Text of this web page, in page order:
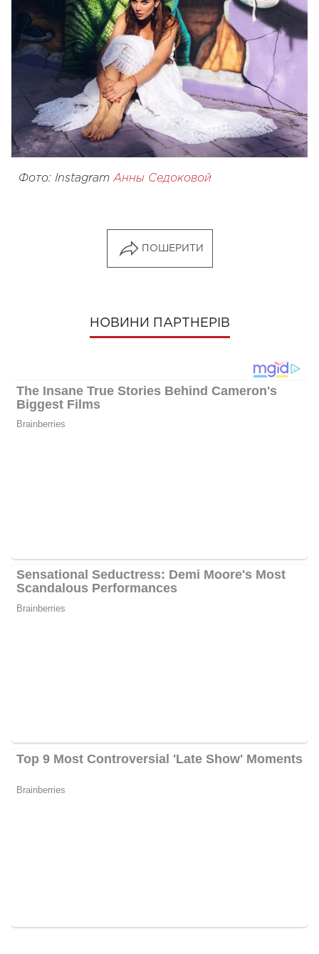
Фото: Instagram Анны Седоковой
ПОШЕРИТИ
НОВИНИ ПАРТНЕРІВ